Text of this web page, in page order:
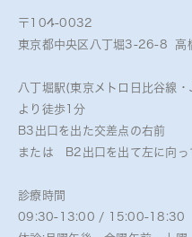
〒104-0032
東京都中央区八丁堀3-26-8 高
八丁堀駅(東京メトロ日比谷線・
より徒歩1分
B3出口を出た交差点の右前
または B2出口を出て左に向
診療時間
09:30-13:00 / 15:00-18:30